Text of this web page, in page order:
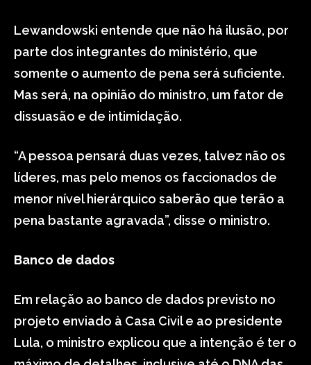
Lewandowski entende que não há ilusão, por
parte dos integrantes do ministério, que
somente o aumento de pena será suficiente.
Mas será, na opinião do ministro, um fator de
dissuasão e de intimidação.
“A pessoa pensará duas vezes, talvez não os
líderes, mas pelo menos os faccionados de
menor nível hierárquico saberão que terão a
pena bastante agravada”, disse o ministro.
Banco de dados
Em relação ao banco de dados previsto no
projeto enviado à Casa Civil e ao presidente
Lula, o ministro explicou que a intenção é ter o